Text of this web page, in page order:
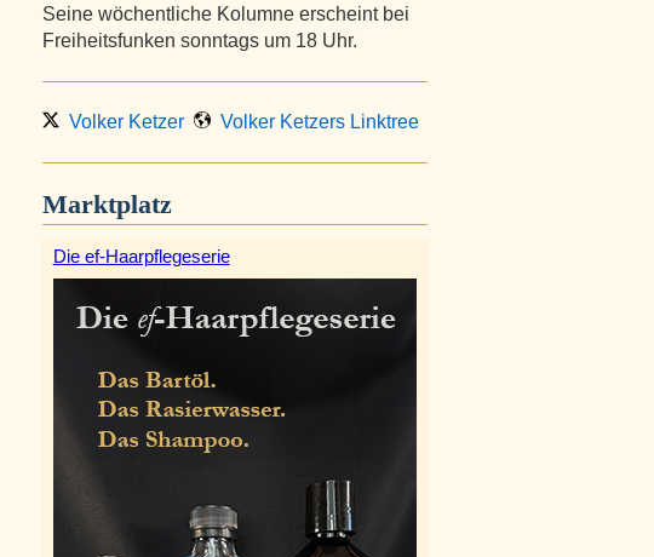
Seine wöchentliche Kolumne erscheint bei
Freiheitsfunken sonntags um 18 Uhr.
Volker Ketzer Volker Ketzers Linktree
Marktplatz
Die ef-Haarpflegeserie